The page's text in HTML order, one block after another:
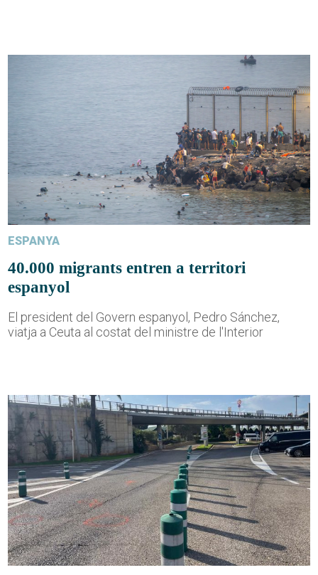
ESPANYA
40.000 migrants entren a territori
espanyol
El president del Govern espanyol, Pedro Sánchez,
viatja a Ceuta al costat del ministre de l'Interior